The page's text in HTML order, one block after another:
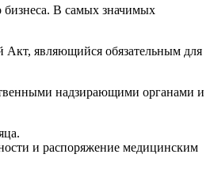
бизнеса. В самых значимых
Акт, являющийся обязательным для
надзирающими органами и
и распоряжение медицинским